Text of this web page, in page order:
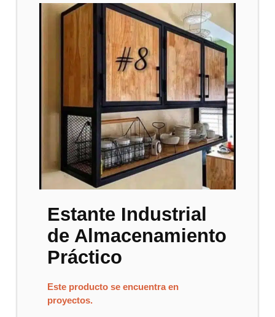
Estante Industrial
de Almacenamiento
Práctico
Este producto se encuentra en
proyectos.